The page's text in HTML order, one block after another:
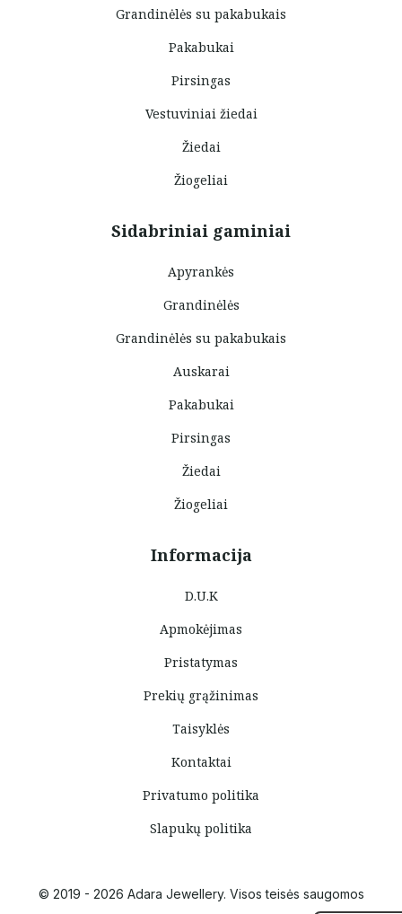
Grandinėlės su pakabukais
Pakabukai
Pirsingas
Vestuviniai žiedai
Žiedai
Žiogeliai
Sidabriniai gaminiai
Apyrankės
Grandinėlės
Grandinėlės su pakabukais
Auskarai
Pakabukai
Pirsingas
Žiedai
Žiogeliai
Informacija
D.U.K
Apmokėjimas
Pristatymas
Prekių grąžinimas
Taisyklės
Kontaktai
Privatumo politika
Slapukų politika
© 2019 - 2026 Adara Jewellery. Visos teisės saugomos